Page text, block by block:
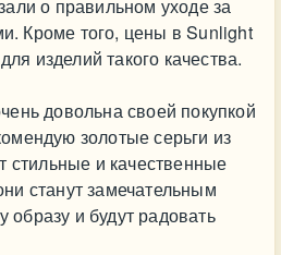
о правильном уходе за
Кроме того, цены в Sunlight
изделий такого качества.
довольна своей покупкой
золотые серьги из
стильные и качественные
станут замечательным
и будут радовать